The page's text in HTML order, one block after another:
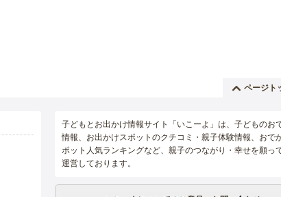
ページト
子どもとお出かけ情報サイト「いこーよ」は、子どものお
情報、お出かけスポットのクチコミ・親子体験情報、おで
ポット人気ランキングなど、親子のつながり・幸せを願っ
運営しております。